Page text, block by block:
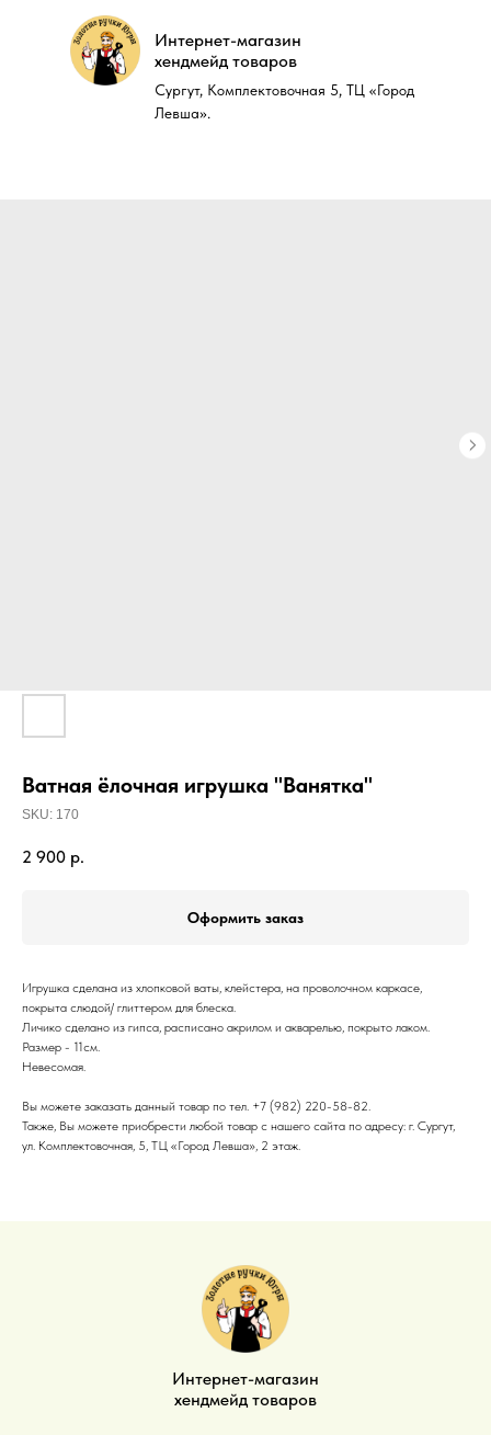
Интернет-магазин
хендмейд товаров
Сургут, Комплектовочная 5, ТЦ «Город
Левша».
Интернет-магазин
хендмейд товаров
Сургут, Комплектовочная 5, ТЦ «Город
Левша».
Ватная ёлочная игрушка "Ванятка"
SKU: 170
2 900 р.
Оформить заказ
Игрушка сделана из хлопковой ваты, клейстера, на проволочном каркасе,
покрыта слюдой/ глиттером для блеска.
Личико сделано из гипса, расписано акрилом и акварелью, покрыто лаком.
Размер - 11см.
Невесомая.
Вы можете заказать данный товар по тел. +7 (982) 220-58-82.
Также, Вы можете приобрести любой товар с нашего сайта по адресу: г. Сургут,
ул. Комплектовочная, 5, ТЦ «Город Левша», 2 этаж.
Интернет-магазин
хендмейд товаров